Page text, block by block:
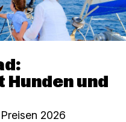
und
2026